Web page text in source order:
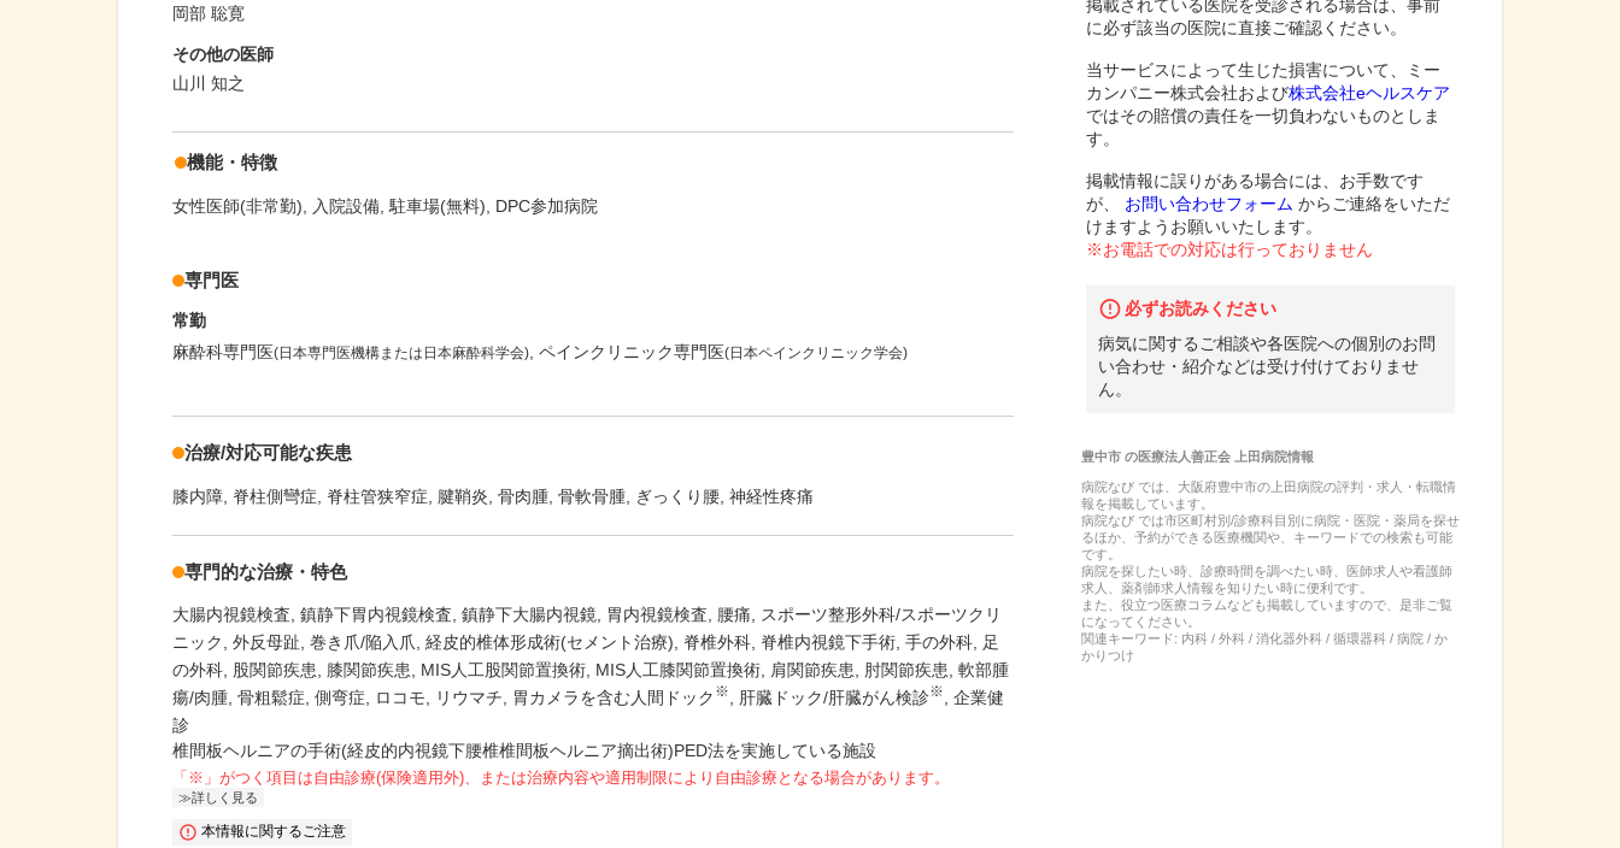
岡部 聡寛
その他の医師
山川 知之
機能・特徴
女性医師(非常勤) 入院設備 駐車場(無料) DPC参加病院
専門医
常勤
麻酔科専門医(日本専門医機構または日本麻酔科学会) ペインクリニック専門医(日本ペインクリニック学会)
治療/対応可能な疾患
膝内障 脊柱側彎症 脊柱管狭窄症 腱鞘炎 骨肉腫 骨軟骨腫 ぎっくり腰 神経性疼痛
専門的な治療・特色
大腸内視鏡検査 鎮静下胃内視鏡検査 鎮静下大腸内視鏡 胃内視鏡検査 腰痛
スポーツ整形外科/スポーツクリ
ニック
外反母趾 巻き爪/陥入爪 経皮的椎体形成術(セメント治療) 脊椎外科 脊椎内視鏡下手術 手の外科
足
の外科
股関節疾患 膝関節疾患 MIS人工股関節置換術 MIS人工膝関節置換術 肩関節疾患 肘関節疾患 軟部腫
瘍/肉腫 骨粗鬆症 側弯症 ロコモ リウマチ 胃カメラを含む人間ドック ※ 肝臓ドック/肝臓がん検診※
企業健
診
椎間板ヘルニアの手術(経皮的内視鏡下腰椎椎間板ヘルニア摘出術)PED法を実施している施設
「※」がつく項目は自由診療(保険適用外)、または治療内容や適用制限により自由診療となる場合があります。
詳しく見る
本情報に関するご注意
掲載されている医院を受診される場合は、事前
に必ず該当の医院に直接ご確認ください。
当サービスによって生じた損害について、ミー
カンパニー株式会社および株式会社eヘルスケア
ではその賠償の責任を一切負わないものとしま
す。
掲載情報に誤りがある場合には、お手数です
が、
お問い合わせフォーム からご連絡をいただ
けますようお願いいたします。
※お電話での対応は行っておりません
必ずお読みください
病気に関するご相談や各医院への個別のお問
い合わせ・紹介などは受け付けておりませ
ん。
豊中市の医療法人善正会 上田病院情報
病院なび では、 大阪府豊中市の上田病院の評判・求人・転職情
報を掲載しています。
病院なび では市区町村別/診療科目別に病院・医院・薬局を探せ
るほか、予約ができる医療機関や、キーワードでの検索も可能
です。
病院を探したい時、診療時間を調べたい時、医師求人や看護師
求人、薬剤師求人情報を知りたい時に便利です。
また、役立つ医療コラムなども掲載していますので、是非ご覧
になってください。
関連キーワード: 内科 / 外科 / 消化器外科 / 循環器科 / 病院 / か
かりつけ